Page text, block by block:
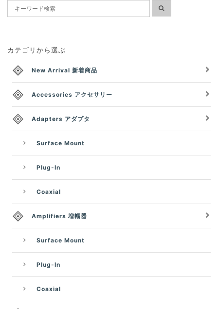
カテゴリから選ぶ
New Arrival 新着商品
Accessories アクセサリー
Adapters アダプタ
Surface Mount
Plug-In
Coaxial
Amplifiers 増幅器
Surface Mount
Plug-In
Coaxial